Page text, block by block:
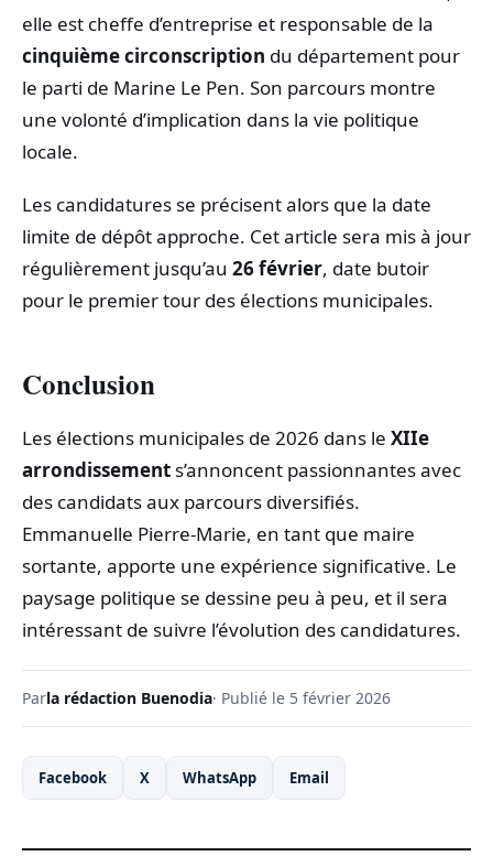
elle est cheffe d’entreprise et responsable de la
cinquième circonscription du département pour
le parti de Marine Le Pen. Son parcours montre
une volonté d’implication dans la vie politique
locale.
Les candidatures se précisent alors que la date
limite de dépôt approche. Cet article sera mis à jour
régulièrement jusqu’au 26 février, date butoir
pour le premier tour des élections municipales.
Conclusion
Les élections municipales de 2026 dans le XIIe
arrondissement s’annoncent passionnantes avec
des candidats aux parcours diversifiés.
Emmanuelle Pierre-Marie, en tant que maire
sortante, apporte une expérience significative. Le
paysage politique se dessine peu à peu, et il sera
intéressant de suivre l’évolution des candidatures.
Parla rédaction Buenodia· Publié le 5 février 2026
Facebook X WhatsApp Email